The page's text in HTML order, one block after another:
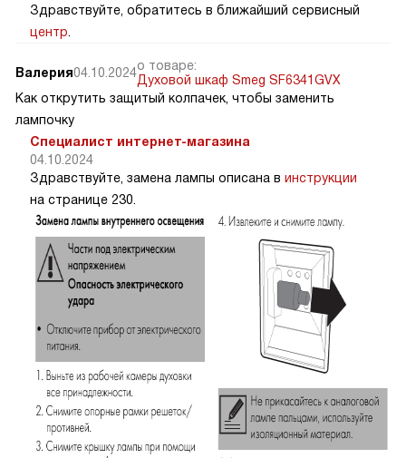
Здравствуйте, обратитесь в ближайший сервисный
центр
Валерия04.10.2024о товаре:
Духовой шкаф Smeg SF6341GVX
Как открутить защитый колпачек, чтобы заменить
лампочку
Специалист интернет-магазина
04.10.2024
Здравствуйте, замена лампы описана в инструкции
на странице 230.